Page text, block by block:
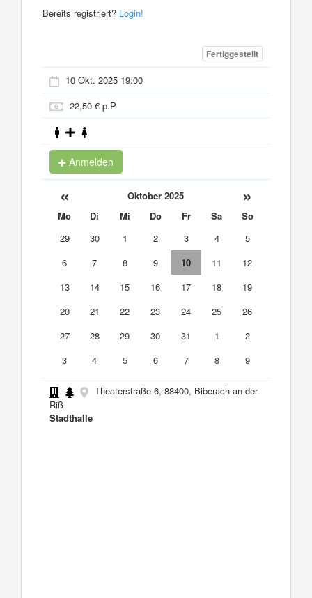
Bereits registriert? Login!
Fertiggestellt
10 Okt. 2025 19:00
22,50 € p.P.
Anmelden
« Oktober 2025 »
Mo Di Mi Do Fr Sa
So
29
30 1 2 3 4
5
6
7 8 9 10 11
12
13
14 15 16 17 18
19
20
21 22 23 24 25
26
27
28 29 30 31 1
2
3
4 5 6 7 8 9
Theaterstraße 6, 88400, Biberach an der
Riß
Stadthalle